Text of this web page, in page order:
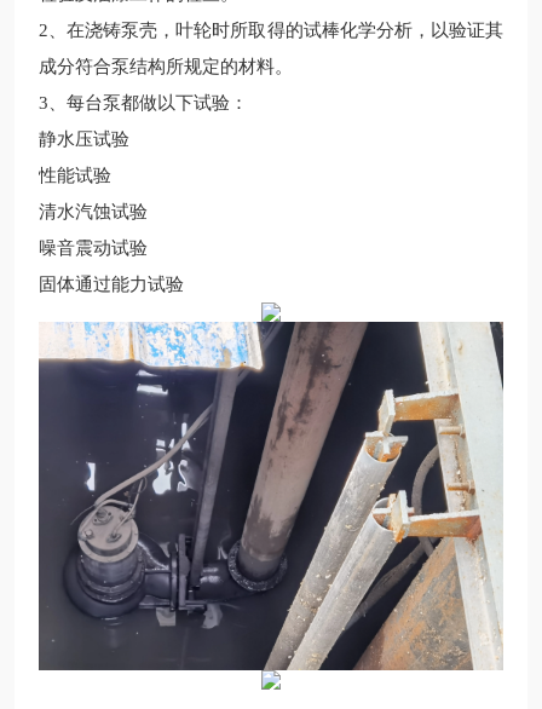
2、在浇铸泵壳，叶轮时所取得的试棒化学分析，以验证其
成分符合泵结构所规定的材料。
3、每台泵都做以下试验：
静水压试验
性能试验
清水汽蚀试验
噪音震动试验
固体通过能力试验